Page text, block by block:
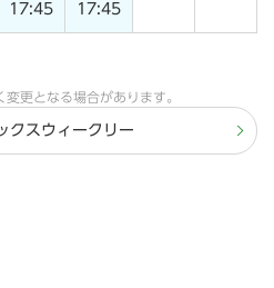
17:45 17:45
更となる場合があります。
クスウィークリー